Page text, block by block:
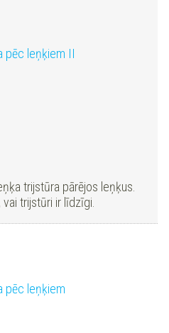
pēc leņķiem II
trijstūra pārējos leņķus.
trijstūri ir līdzīgi.
pēc leņķiem